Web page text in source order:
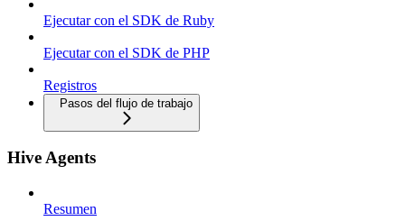
Ejecutar con el SDK de Ruby
Ejecutar con el SDK de PHP
Registros
Pasos del flujo de trabajo
Hive Agents
Resumen